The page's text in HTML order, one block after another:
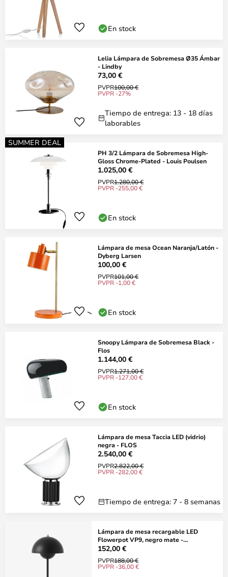
En stock
Lelia Lámpara de Sobremesa Ø35 Ámbar
- Lindby
73,00 €
PVPR100,00 €
PVPR -27%
Tiempo de entrega: 13 - 18 días
laborables
SUMMER DEAL
PH 3/2 Lámpara de Sobremesa High-
Gloss Chrome-Plated - Louis Poulsen
1.025,00 €
PVPR1.280,00 €
PVPR -255,00 €
En stock
Lámpara de mesa Ocean Naranja/Latón -
Dyberg Larsen
100,00 €
PVPR101,00 €
PVPR -1,00 €
En stock
Snoopy Lámpara de Sobremesa Black -
Flos
1.144,00 €
PVPR1.271,00 €
PVPR -127,00 €
En stock
Lámpara de mesa Taccia LED (vidrio)
negra - FLOS
2.540,00 €
PVPR2.822,00 €
PVPR -282,00 €
Tiempo de entrega: 7 - 8 semanas
Lámpara de mesa recargable LED
Flowerpot VP9, negro mate -
&TRADITION
152,00 €
PVPR188,00 €
PVPR -36,00 €